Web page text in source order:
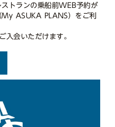
トランの乗船前WEB予約が
ASUKA PLANS）をご利
入会いただけます。